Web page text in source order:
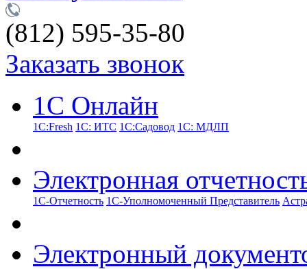
(812) 595-35-80
Заказать звонок
1С Онлайн
1С:Fresh 1С: ИТС 1С:Садовод 1С: МДЛП
Электронная
1С-Отчетность 1С-Уполномоченный Представитель
Электронный